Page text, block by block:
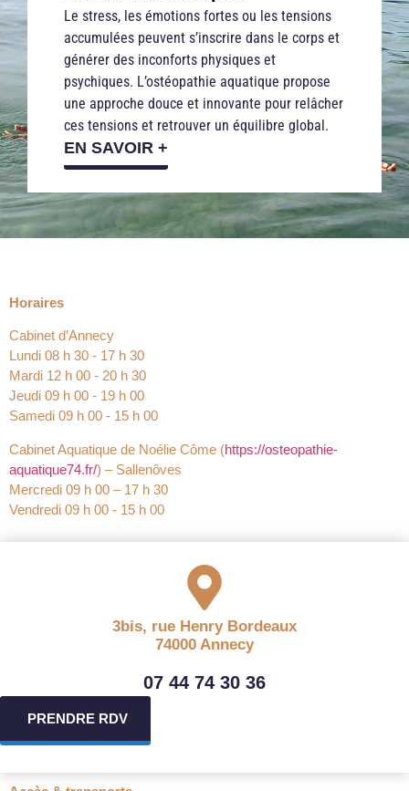
Le stress, les émotions fortes ou les tensions
accumulées peuvent s’inscrire dans le corps et
générer des inconforts physiques et
psychiques. L’ostéopathie aquatique propose
une approche douce et innovante pour relâcher
ces tensions et retrouver un équilibre global.
EN SAVOIR +
Horaires
Cabinet d’Annecy
Lundi 08 h 30 ‐ 17 h 30
Mardi 12 h 00 ‐ 20 h 30
Jeudi 09 h 00 ‐ 19 h 00
Samedi 09 h 00 ‐ 15 h 00
Cabinet Aquatique de Noélie Côme (https://osteopathie-
aquatique74.fr/) – Sallenôves
Mercredi 09 h 00 – 17 h 30
Vendredi 09 h 00 ‐ 15 h 00
3bis, rue Henry Bordeaux
74000 Annecy
07 44 74 30 36
PRENDRE RDV